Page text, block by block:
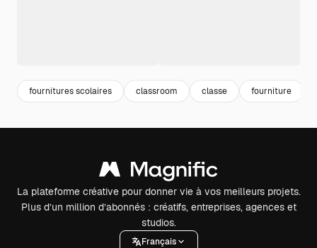
fournitures scolaires classroom classe fourniture
La plateforme créative pour donner vie à vos meilleurs projets.
Plus d’un million d’abonnés : créatifs, entreprises, agences et
studios.
Français